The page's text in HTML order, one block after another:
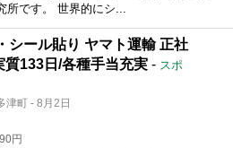
です。 世界的にシ...
シール貼り ヤマト運輸 正社
質133日/各種手当充実 - スポ
津町 - 8月2日
円